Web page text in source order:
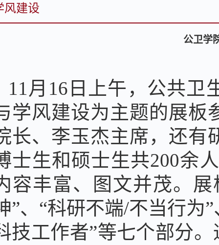
风建设
公卫学
11月16日上午，公共卫
学风建设为主题的展板
长、李玉杰主席，还有
士生和硕士生共200余
容丰富、图文并茂。展
”、“科研不端/不当行为
技工作者”等七个部分